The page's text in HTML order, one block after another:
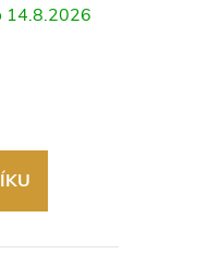
14.8.2026